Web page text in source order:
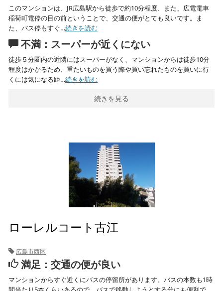
このマンションは、JR広島駅から徒歩で約10分程度、また、広電電車
稲荷町電停の目の前ということで、交通の便がとても良いです。ま
た、バス停もすぐ…続きを読む
不満：スーパーが近くにない
徒歩５分圏内の近隣にはスーパーがなく、マンションからは徒歩10分
程度はかかるため、重たいものを買う際や買い忘れたものを買いに行
くには気になる距…続きを読む
続きを見る
ローレルコート古江
広島市西区
満足：交通の便が良い
マンションからすぐ近くにバスの停留所があります。バスの本数も1時